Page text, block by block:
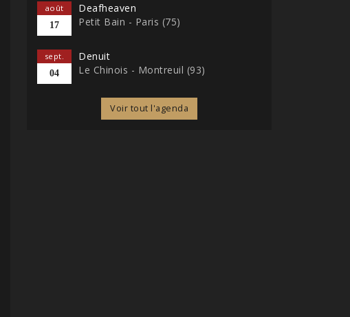
août
17
Deafheaven
Petit Bain - Paris (75)
sept.
04
Denuit
Le Chinois - Montreuil (93)
Voir tout l'agenda